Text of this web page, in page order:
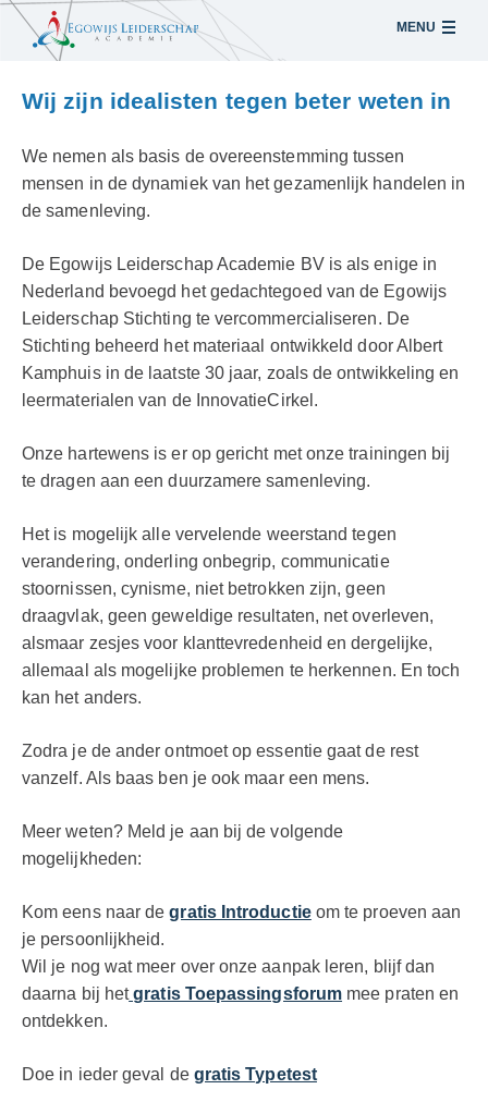
links
Spring
naar
de
Spring
naar
navigatie
MENU
Wij zijn idealisten tegen beter weten in
We nemen als basis de overeenstemming tussen
mensen in de dynamiek van het gezamenlijk handelen in
de samenleving.
De Egowijs Leiderschap Academie BV is als enige in
Nederland bevoegd het gedachtegoed van de Egowijs
Leiderschap Stichting te vercommercialiseren. De
Stichting beheerd het materiaal ontwikkeld door Albert
Kamphuis in de laatste 30 jaar, zoals de ontwikkeling en
leermaterialen van de InnovatieCirkel.
Onze hartewens is er op gericht met onze trainingen bij
te dragen aan een duurzamere samenleving.
Het is mogelijk alle vervelende weerstand tegen
verandering, onderling onbegrip, communicatie
stoornissen, cynisme, niet betrokken zijn, geen
draagvlak, geen geweldige resultaten, net overleven,
alsmaar zesjes voor klanttevredenheid en dergelijke,
allemaal als mogelijke problemen te herkennen. En toch
kan het anders.
Zodra je de ander ontmoet op essentie gaat de rest
vanzelf. Als baas ben je ook maar een mens.
Meer weten? Meld je aan bij de volgende
mogelijkheden:
Kom eens naar degratis Introductieom te proeven aan
je persoonlijkheid.
Wil je nog wat meer over onze aanpak leren, blijf dan
daarna bij hetgratis Toepassingsforum mee praten en
ontdekken.
Doe in ieder geval de gratis Typetest